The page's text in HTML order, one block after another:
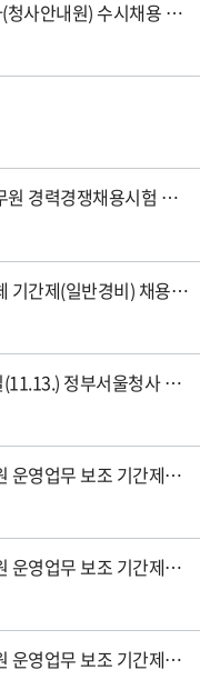
정부청사관리본부 대체 기간제 근로자(청사안내원) 수시채용 면접심사 합격자 및 제출서류 안내 공고
2026년 정부청사관리본부 간호직 공무원 경력경쟁채용시험 공고
2025년 서울청사관리소 고양지소 대체 기간제(일반경비) 채용 공고
2026학년도 대학수학능력시험 시행일(11.13.) 정부서울청사 통근버스 운행시간 변경 안내
2025년 하반기 정부세종청사 옥상정원 운영업무 보조 기간제근로자(휴일) 채용 최종합격자 공고
2025년 하반기 정부세종청사 옥상정원 운영업무 보조 기간제근로자 채용 추가 합격자 공고
2025년 하반기 정부세종청사 옥상정원 운영업무 보조 기간제근로자(휴일) 채용 서류전형 합격자 발표 및 면접심사 일정공고